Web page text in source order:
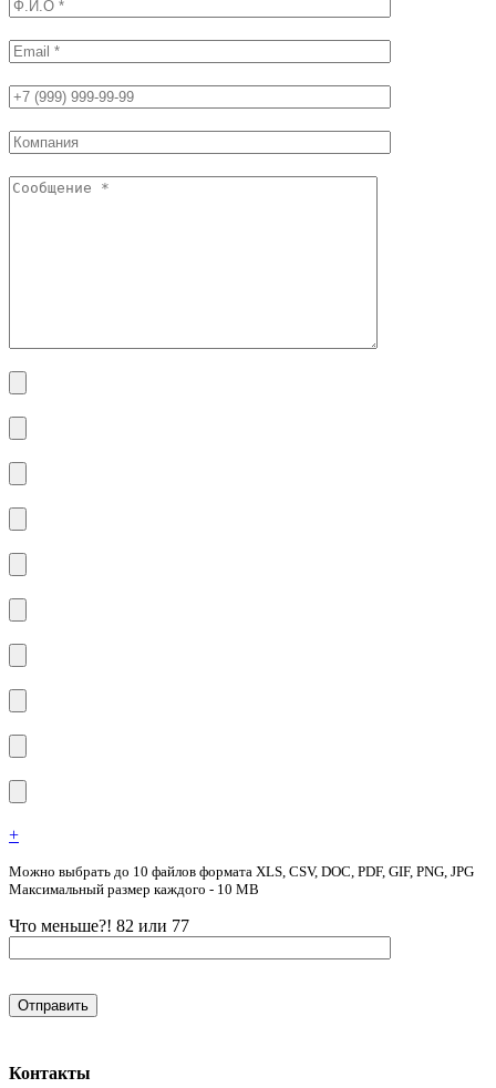
+
Можно выбрать до 10 файлов формата XLS, CSV, DOC, PDF, GIF, PNG, JPG
Максимальный размер каждого - 10 MB
Что меньше?! 82 или 77
Контакты